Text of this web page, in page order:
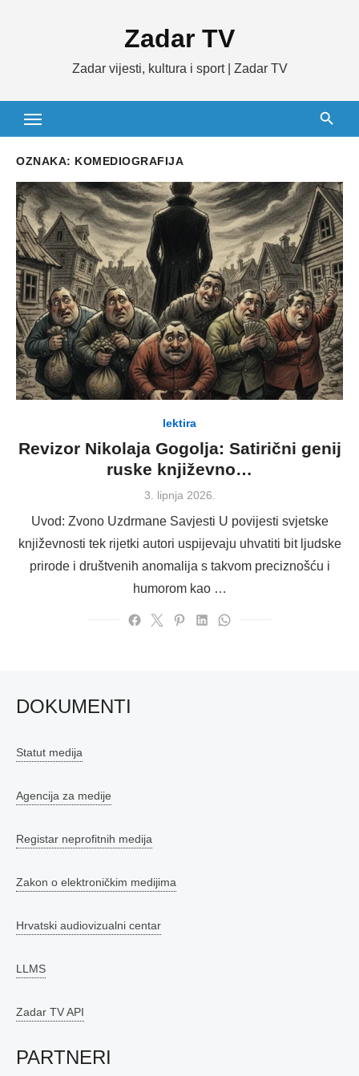
Zadar TV
Zadar vijesti, kultura i sport | Zadar TV
OZNAKA: KOMEDIOGRAFIJA
lektira
Revizor Nikolaja Gogolja: Satirični genij
ruske književno…
Posted
3. lipnja 2026.
Uvod: Zvono Uzdrmane Savjesti U povijesti svjetske
književnosti tek rijetki autori uspijevaju uhvatiti bit ljudske
prirode i društvenih anomalija s takvom preciznošću i
humorom kao …
DOKUMENTI
Statut medija
Agencija za medije
Registar neprofitnih medija
Zakon o elektroničkim medijima
Hrvatski audiovizualni centar
LLMS
Zadar TV API
PARTNERI